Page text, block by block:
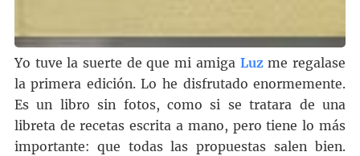
Yo tuve la suerte de que mi amiga Luzme regalase
la primera edición. Lo he disfrutado enormemente.
Es un libro sin fotos, como si se tratara de una
libreta de recetas escrita a mano, pero tiene lo más
importante: que todas las propuestas salen bien.